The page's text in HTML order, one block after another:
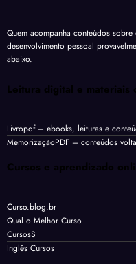
Quem acompanha conteúdos
desenvolvimento pessoal
abaixo.
Leitura digital e materiais
Livropdf– ebooks, leituras e
MemorizaçãoPDF – conteúdos
Cursos e aprendizado
Curso.blog.br
Qual o Melhor Curso
CursosS
Inglês Cursos